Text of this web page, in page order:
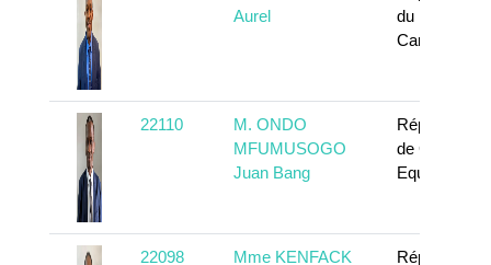
Aurel
du
Cameroun
22110
M. ONDO
MFUMUSOGO
Juan Bang
République
de Guinée
Equatoriale
22098 Mme KENFACK République